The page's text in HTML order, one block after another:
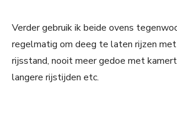
Verder gebruik ik beide ovens
regelmatig om deeg te laten rijzen
rijsstand, nooit meer gedoe met
langere rijstijden etc.